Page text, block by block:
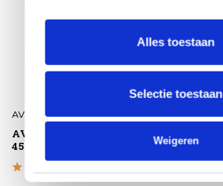
Alles toestaan
Selectie toestaan
Weigeren
AVH-Collectie
AVH Voetenbank premium
45x45xH45 cm antraciet